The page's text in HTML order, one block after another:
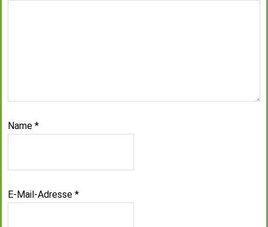
Name *
E-Mail-Adresse *